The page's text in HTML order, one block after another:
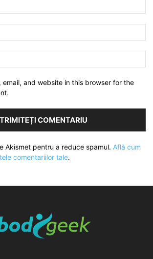
email, and website in this browser for the
Akismet pentru a reduce spamul. Află cum
comentariilor tale.